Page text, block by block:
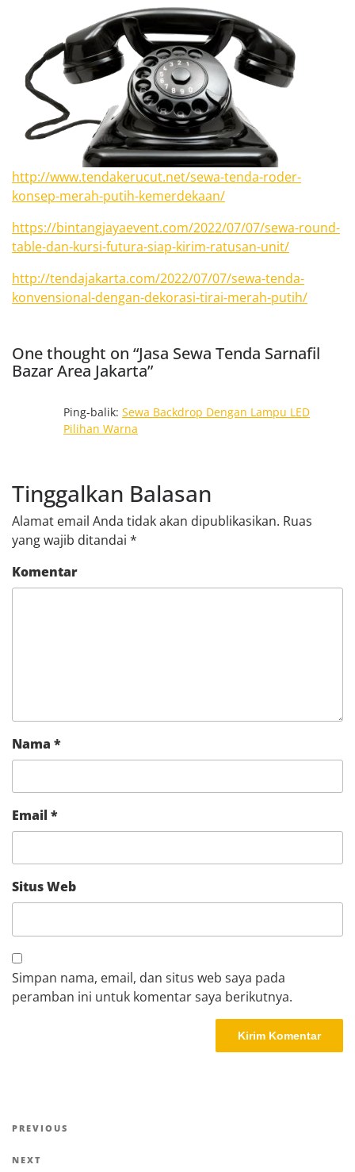
http://www.tendakerucut.net/sewa-tenda-roder-
konsep-merah-putih-kemerdekaan/
https://bintangjayaevent.com/2022/07/07/sewa-round-
table-dan-kursi-futura-siap-kirim-ratusan-unit/
http://tendajakarta.com/2022/07/07/sewa-tenda-
konvensional-dengan-dekorasi-tirai-merah-putih/
One thought on “Jasa Sewa Tenda Sarnafil
Bazar Area Jakarta”
Ping-balik: Sewa Backdrop Dengan Lampu LED
Pilihan Warna
Tinggalkan Balasan
Alamat email Anda tidak akan dipublikasikan. Ruas
yang wajib ditandai *
Komentar
Nama *
Email *
Situs Web
Simpan nama, email, dan situs web saya pada
peramban ini untuk komentar saya berikutnya.
Navigasi
pos
Previous
PREVIOUS
Next
NEXT